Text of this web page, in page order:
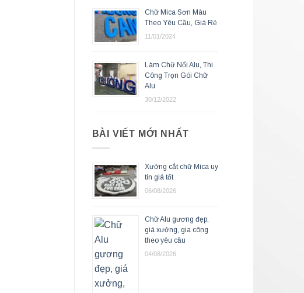
Chữ Mica Sơn Màu
Theo Yêu Cầu, Giá Rẻ
11/01/2024
Làm Chữ Nổi Alu, Thi
Công Trọn Gói Chữ
Alu
30/12/2022
BÀI VIẾT MỚI NHẤT
Xưởng cắt chữ Mica uy
tín giá tốt
06/08/2026
Chữ Alu gương đẹp,
giá xưởng, gia công
theo yêu cầu
04/08/2026